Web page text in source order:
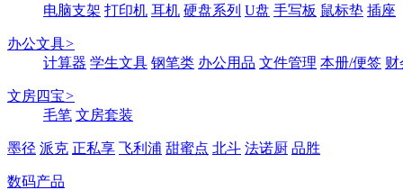
电脑支架 打印机 耳机 硬盘系列 U盘 手写板 鼠标垫 插座
办公文具>
计算器 学生文具 钢笔类 办公用品 文件管理 本册/便签 财
文房四宝>
毛笔 文房套装
墨径 派克 正私享 飞利浦 甜蜜点 北斗 法诺厨 品胜
数码产品